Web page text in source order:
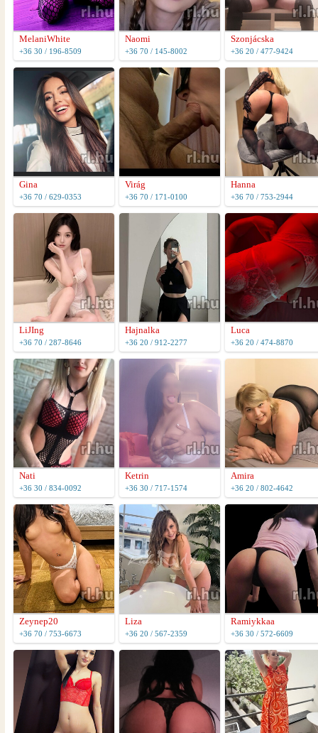
MelaniWhite
+36 30 / 196-8509
Naomi
+36 70 / 145-8002
Szonjácska
+36 20 / 477-9424
Gina
+36 70 / 629-0353
Virág
+36 70 / 171-0100
Hanna
+36 70 / 753-2944
LiJIng
+36 70 / 287-8646
Hajnalka
+36 20 / 912-2277
Luca
+36 20 / 474-8870
Nati
+36 30 / 834-0092
Ketrin
+36 30 / 717-1574
Amira
+36 20 / 802-4642
Zeynep20
+36 70 / 753-6673
Liza
+36 20 / 567-2359
Ramiykkaa
+36 30 / 572-6609